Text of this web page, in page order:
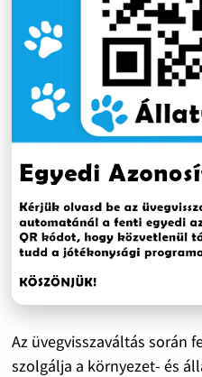
Az üvegvisszaváltás során
szolgálja a környezet- és